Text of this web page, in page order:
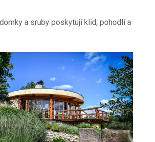
a sruby poskytují klid, pohodlí a